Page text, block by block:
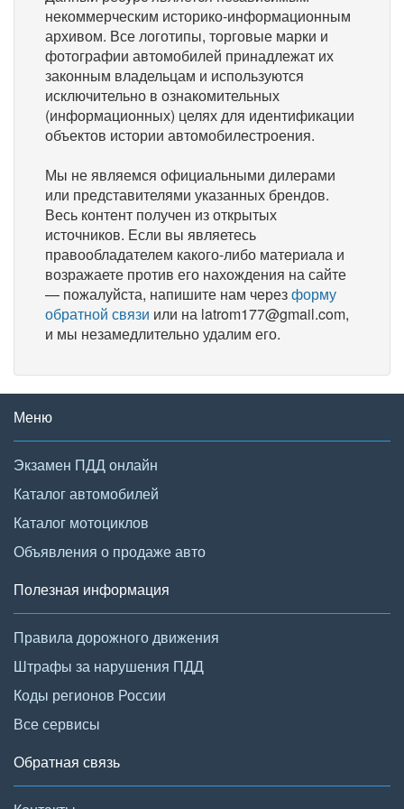
некоммерческим историко-информационным
архивом. Все логотипы, торговые марки и
фотографии автомобилей принадлежат их
законным владельцам и используются
исключительно в ознакомительных
(информационных) целях для идентификации
объектов истории автомобилестроения.
Мы не являемся официальными дилерами
или представителями указанных брендов.
Весь контент получен из открытых
источников. Если вы являетесь
правообладателем какого-либо материала и
возражаете против его нахождения на сайте
— пожалуйста, напишите нам черезформу
обратной связи или на latrom177@gmail.com,
и мы незамедлительно удалим его.
Меню
Экзамен ПДД онлайн
Каталог автомобилей
Каталог мотоциклов
Объявления о продаже авто
Полезная информация
Правила дорожного движения
Штрафы за нарушения ПДД
Коды регионов России
Все сервисы
Обратная связь